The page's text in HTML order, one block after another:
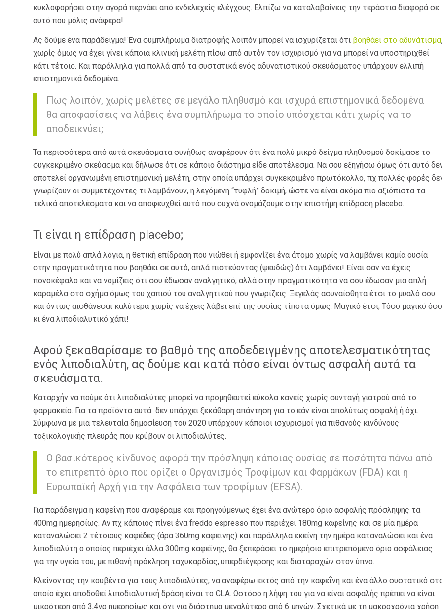
κυκλοφορήσει στην αγορά περνάει από ενδελεχείς ελέγχους. Ελπίζω να καταλαβαίνεις την τεράστια διαφορά σε
αυτό που μόλις ανάφερα!
Ας δούμε ένα παράδειγμα! Ένα συμπλήρωμα διατροφής λοιπόν μπορεί να ισχυρίζεται ότι βοηθάει στο αδυνάτισμα,
χωρίς όμως να έχει γίνει κάποια κλινική μελέτη πίσω από αυτόν τον ισχυρισμό για να μπορεί να υποστηριχθεί
κάτι τέτοιο. Και παράλληλα για πολλά από τα συστατικά ενός αδυνατιστικού σκευάσματος υπάρχουν ελλιπή
επιστημονικά δεδομένα.
Πως λοιπόν, χωρίς μελέτες σε μεγάλο πληθυσμό και ισχυρά επιστημονικά δεδομένα
θα αποφασίσεις να λάβεις ένα συμπλήρωμα το οποίο υπόσχεται κάτι χωρίς να το
αποδεικνύει;
Τα περισσότερα από αυτά σκευάσματα συνήθως αναφέρουν ότι ένα πολύ μικρό δείγμα πληθυσμού δοκίμασε το
συγκεκριμένο σκεύασμα και δήλωσε ότι σε κάποιο διάστημα είδε αποτέλεσμα. Να σου εξηγήσω όμως ότι αυτό
αποτελεί οργανωμένη επιστημονική μελέτη, στην οποία υπάρχει συγκεκριμένο πρωτόκολλο, πχ πολλές φορές
γνωρίζουν οι συμμετέχοντες τι λαμβάνουν, η λεγόμενη “τυφλή” δοκιμή, ώστε να είναι ακόμα πιο αξιόπιστα τα
τελικά αποτελέσματα και να αποφευχθεί αυτό που συχνά ονομάζουμε στην επιστήμη επίδραση placebo.
Τι είναι η επίδραση placebo;
Είναι με πολύ απλά λόγια, η θετική επίδραση που νιώθει ή εμφανίζει ένα άτομο χωρίς να λαμβάνει καμία ουσία
στην πραγματικότητα που βοηθάει σε αυτό, απλά πιστεύοντας (ψευδώς) ότι λαμβάνει! Είναι σαν να έχεις
πονοκέφαλο και να νομίζεις ότι σου έδωσαν αναλγητικό, αλλά στην πραγματικότητα να σου έδωσαν μια απλή
καραμέλα στο σχήμα όμως του χαπιού του αναλγητικού που γνωρίζεις. Ξεγελάς ασυναίσθητα έτσι το μυαλό σου
και όντως αισθάνεσαι καλύτερα χωρίς να έχεις λάβει επί της ουσίας τίποτα όμως. Μαγικό έτσι; Τόσο μαγικό όσο
κι ένα λιποδιαλυτικό χάπι!
Αφού ξεκαθαρίσαμε το βαθμό της αποδεδειγμένης αποτελεσματικότητας
ενός λιποδιαλύτη, ας δούμε και κατά πόσο είναι όντως ασφαλή αυτά τα
σκευάσματα.
Καταρχήν να πούμε ότι λιποδιαλύτες μπορεί να προμηθευτεί εύκολα κανείς χωρίς συνταγή γιατρού από το
φαρμακείο. Για τα προϊόντα αυτά δεν υπάρχει ξεκάθαρη απάντηση για το εάν είναι απολύτως ασφαλή ή όχι.
Σύμφωνα με μια τελευταία δημοσίευση του 2020 υπάρχουν κάποιοι ισχυρισμοί για πιθανούς κινδύνους
τοξικολογικής πλευράς που κρύβουν οι λιποδιαλύτες.
Ο βασικότερος κίνδυνος αφορά την πρόσληψη κάποιας ουσίας σε ποσότητα πάνω από
το επιτρεπτό όριο που ορίζει ο Οργανισμός Τροφίμων και Φαρμάκων (FDA) και η
Ευρωπαϊκή Αρχή για την Ασφάλεια των τροφίμων (EFSA).
Για παράδειγμα η καφεΐνη που αναφέραμε και προηγούμενως έχει ένα ανώτερο όριο ασφαλής πρόσληψης τα
400mg ημερησίως. Αν πχ κάποιος πίνει ένα freddo espresso που περιέχει 180mg καφείνης και σε μία ημέρα
καταναλώσει 2 τέτοιους καφέδες (άρα 360mg καφεϊνης) και παράλληλα εκείνη την ημέρα καταναλώσει και ένα
λιποδιαλύτη ο οποίος περιέχει άλλα 300mg καφεϊνης, θα ξεπεράσει το ημερήσιο επιτρεπόμενο όριο ασφάλειας
για την υγεία του, με πιθανή πρόκληση ταχυκαρδίας, υπερδιέγερσης και διαταραχών στον ύπνο.
Κλείνοντας την κουβέντα για τους λιποδιαλύτες, να αναφέρω εκτός από την καφεΐνη και ένα άλλο συστατικό
οποίο έχει αποδοθεί λιποδιαλυτική δράση είναι το CLA. Ωστόσο η λήψη του για να είναι ασφαλής πρέπει να είναι
μικρότερη από 3,4γρ ημερησίως και όχι για διάστημα μεγαλύτερο από 6 μηνών. Σχετικά με τη μακροχρόνια χρήση